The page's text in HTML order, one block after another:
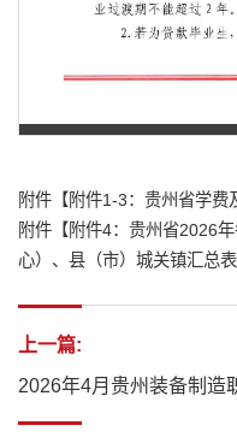
附件【附件1-3：贵州省学费
附件【附件4：贵州省2026
心）、县（市）城关镇汇总
上一篇:
2026年4月贵州装备制造